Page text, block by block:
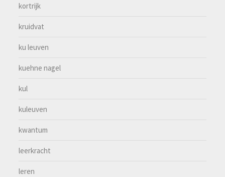
kortrijk
kruidvat
ku leuven
kuehne nagel
kul
kuleuven
kwantum
leerkracht
leren